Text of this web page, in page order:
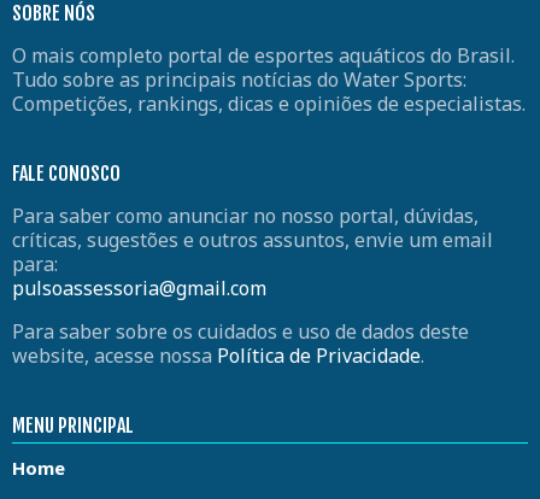
SOBRE NÓS
O mais completo portal de esportes aquáticos do Brasil.
Tudo sobre as principais notícias do Water Sports:
Competições, rankings, dicas e opiniões de especialistas.
FALE CONOSCO
Para saber como anunciar no nosso portal, dúvidas,
críticas, sugestões e outros assuntos, envie um email
para:
pulsoassessoria@gmail.com
Para saber sobre os cuidados e uso de dados deste
website, acesse nossa Política de Privacidade.
MENU PRINCIPAL
Home